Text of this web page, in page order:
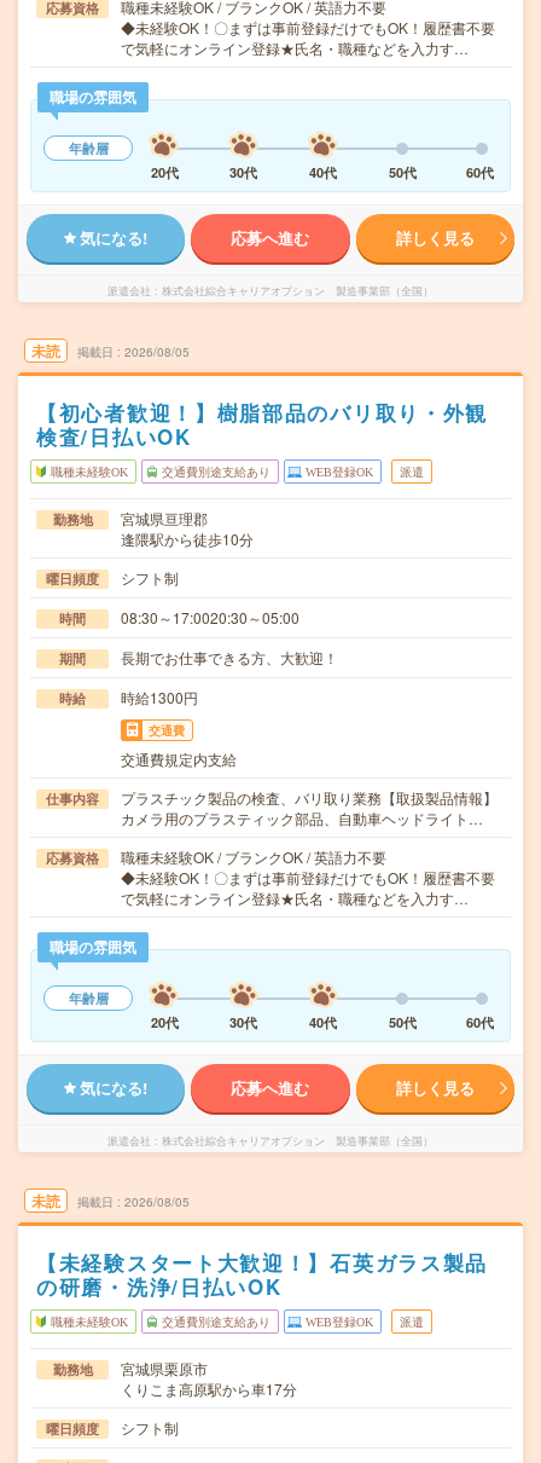
応募資格
職種未経験OK / ブランクOK / 英語力不要
◆未経験OK！〇まずは事前登録だけでもOK！履歴書不要
で気軽にオンライン登録★氏名・職種などを入力す…
職場の雰囲気
年齢層
20代
30代 40代 50代 60代
気になる! 応募へ進む 詳しく見る
派遣会社 株式会社綜合キャリアオプション 製造事業部（全国）
未読 掲載日 2026/08/05
【初心者歓迎！】樹脂部品のバリ取り・外観
検査/日払いOK
職種未経験OK 交通費別途支給あり WEB登録OK 派遣
勤務地
宮城県亘理郡
逢隈駅から徒歩10分
曜日頻度 シフト制
時間 08:30～17:0020:30～05:00
期間 長期でお仕事できる方、大歓迎！
時給 時給1300円
交通費
交通費規定内支給
仕事内容
プラスチック製品の検査、バリ取り業務【取扱製品情報】
カメラ用のプラスティック部品、自動車ヘッドライト…
応募資格
職種未経験OK / ブランクOK / 英語力不要
◆未経験OK！〇まずは事前登録だけでもOK！履歴書不要
で気軽にオンライン登録★氏名・職種などを入力す…
職場の雰囲気
年齢層
20代
30代 40代 50代 60代
気になる! 応募へ進む 詳しく見る
派遣会社 株式会社綜合キャリアオプション 製造事業部（全国）
未読 掲載日 2026/08/05
【未経験スタート大歓迎！】石英ガラス製品
の研磨・洗浄/日払いOK
職種未経験OK 交通費別途支給あり WEB登録OK 派遣
勤務地
宮城県栗原市
くりこま高原駅から車17分
曜日頻度 シフト制